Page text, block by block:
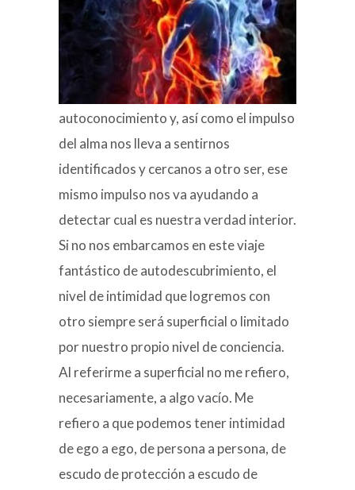
autoconocimiento y, así como el impulso
del alma nos lleva a sentirnos
identificados y cercanos a otro ser, ese
mismo impulso nos va ayudando a
detectar cual es nuestra verdad interior.
Si no nos embarcamos en este viaje
fantástico de autodescubrimiento, el
nivel de intimidad que logremos con
otro siempre será superficial o limitado
por nuestro propio nivel de conciencia.
Al referirme a superficial no me refiero,
necesariamente, a algo vacío. Me
refiero a que podemos tener intimidad
de ego a ego, de persona a persona, de
escudo de protección a escudo de